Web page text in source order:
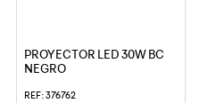
PROYECTOR LED 30W BC
NEGRO
REF: 376762